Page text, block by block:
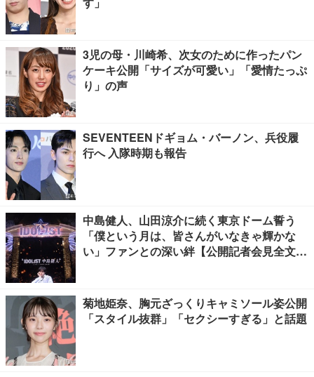
3児の母・川崎希、次女のために作ったパン
ケーキ公開「サイズが可愛い」「愛情たっぷ
り」の声
SEVENTEENドギョム・バーノン、兵役履
行へ 入隊時期も報告
中島健人、山田涼介に続く東京ドーム誓う
「僕という月は、皆さんがいなきゃ輝かな
い」ファンとの深い絆【公開記者会見全文
菊地姫奈、胸元ざっくりキャミソール姿公開
「スタイル抜群」「セクシーすぎる」と話題